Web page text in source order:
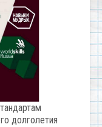
долголетия